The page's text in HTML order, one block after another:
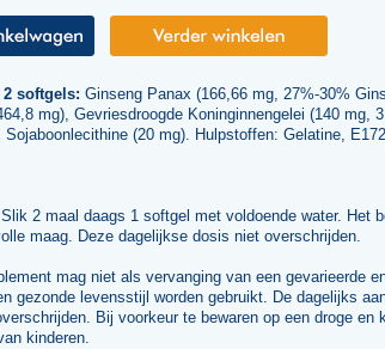
2 softgels: Ginseng Panax (166,66 mg, 27%-30%
mg), Gevriesdroogde Koninginnengelei (140 mg,
Sojaboonlecithine (20 mg). Hulpstoffen: Gelatine,
Slik 2 maal daags 1 softgel met voldoende water. Het
maag. Deze dagelijkse dosis niet overschrijden.
mag niet als vervanging van een gevarieerde
gezonde levensstijl worden gebruikt. De dagelijks
Bij voorkeur te bewaren op een droge en
kinderen.